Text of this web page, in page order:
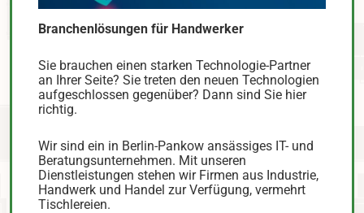
Branchenlösungen für Handwerker
Sie brauchen einen starken Technologie-Partner
an Ihrer Seite? Sie treten den neuen Technologien
aufgeschlossen gegenüber? Dann sind Sie hier
richtig.
Wir sind ein in Berlin-Pankow ansässiges IT- und
Beratungsunternehmen. Mit unseren
Dienstleistungen stehen wir Firmen aus Industrie,
Handwerk und Handel zur Verfügung, vermehrt
Tischlereien.